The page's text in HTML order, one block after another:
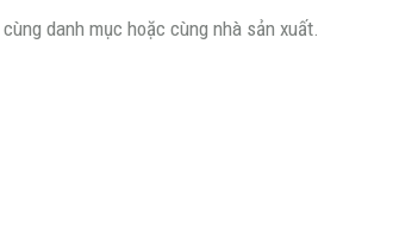
danh mục hoặc cùng nhà sản xuất.